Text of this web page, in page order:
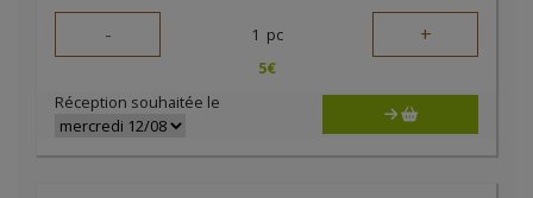
- 1 pc +
5€
Réception souhaitée le